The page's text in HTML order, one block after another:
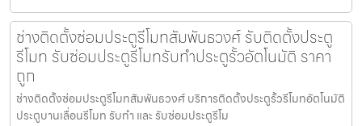
ช่างติดตั้งซ่อมประตูรีโมทสัมพันธวงศ์ รับติดตั้งประตู
รีโมท รับซ่อมประตูรีโมทรับทำประตูรั้วอัตโนมัติ ราคา
ถูก
ช่างติดตั้งซ่อมประตูรีโมทสัมพันธวงศ์ บริการติดตั้งประตูรั้วรีโมทอัตโนมัติ
ประตูบานเลื่อนรีโมท รับทำ และ รับซ่อมประตูรีโม